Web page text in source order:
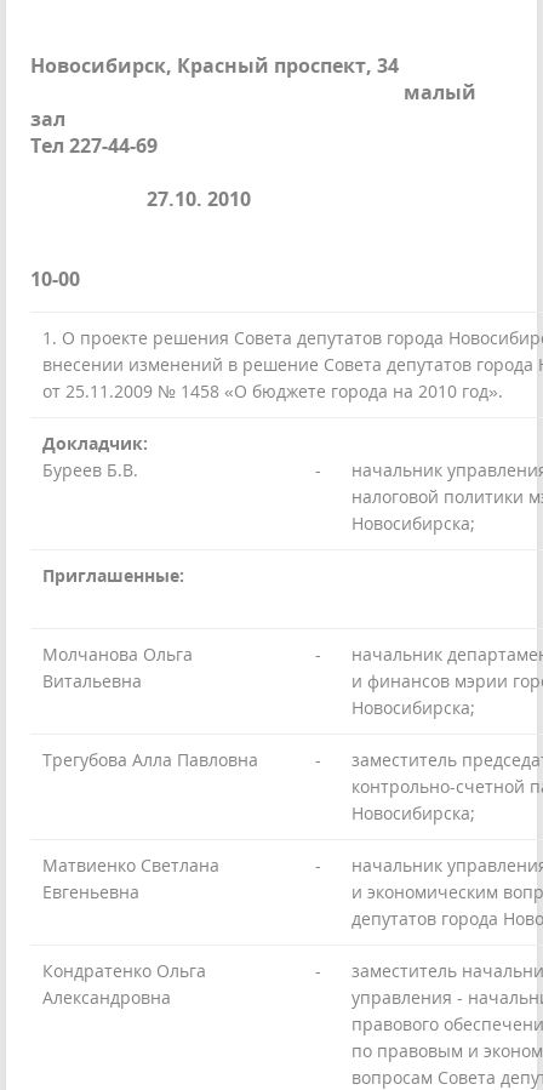
Новосибирск, Красный проспект, 34
малый
зал
Тел 227-44-69
27.10. 2010
10-00
1. О проекте решения Совета депутатов города
внесении изменений в решение Совета депутатов города
от 25.11.2009 № 1458 «О бюджете города на 2010 год».
Докладчик:
Буреев Б.В.
-
начальник
налоговой политики
Новосибирска;
Приглашенные:
Молчанова Ольга
Витальевна
-
начальник
и финансов мэрии
Новосибирска;
Трегубова Алла Павловна -
заместитель
контрольно-счетной
Новосибирска;
Матвиенко Светлана
Евгеньевна
-
начальник
и экономическим
депутатов города
Кондратенко Ольга
Александровна
-
заместитель
управления -
правового
по правовым и
вопросам Совета